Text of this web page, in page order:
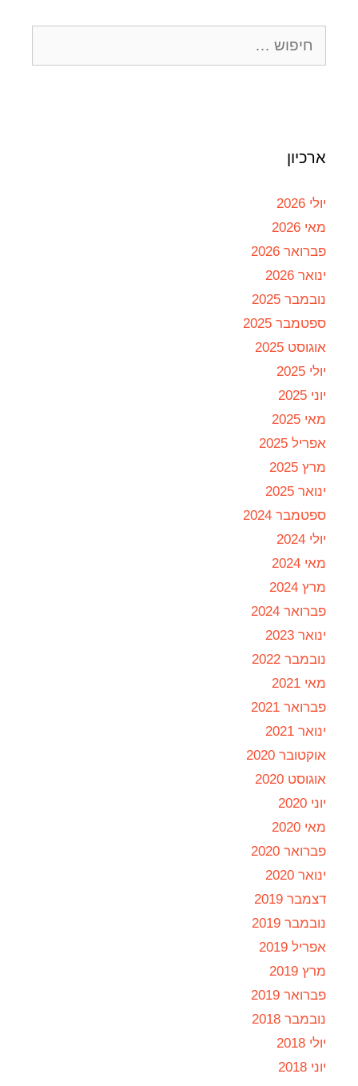
ארכיון
יולי 2026
מאי 2026
פברואר 2026
ינואר 2026
נובמבר 2025
ספטמבר 2025
אוגוסט 2025
יולי 2025
יוני 2025
מאי 2025
אפריל 2025
מרץ 2025
ינואר 2025
ספטמבר 2024
יולי 2024
מאי 2024
מרץ 2024
פברואר 2024
ינואר 2023
נובמבר 2022
מאי 2021
פברואר 2021
ינואר 2021
אוקטובר 2020
אוגוסט 2020
יוני 2020
מאי 2020
פברואר 2020
ינואר 2020
דצמבר 2019
נובמבר 2019
אפריל 2019
מרץ 2019
פברואר 2019
נובמבר 2018
יולי 2018
יוני 2018